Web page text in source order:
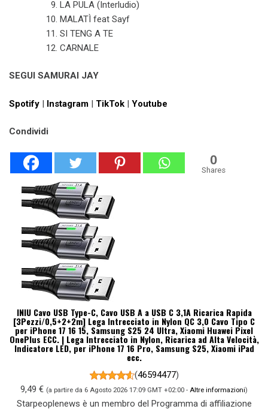
LA PULA (Interludio)
MALATÌ feat Sayf
SI TENG A TE
CARNALE
SEGUI SAMURAI JAY
Spotify | Instagram | TikTok | Youtube
Condividi
0
Shares
INIU Cavo USB Type-C, Cavo USB A a USB C 3,1A Ricarica Rapida
[3Pezzi/0,5+2+2m] Lega Intrecciato in Nylon QC 3,0 Cavo Tipo C
per iPhone 17 16 15, Samsung S25 24 Ultra, Xiaomi Huawei Pixel
OnePlus ECC. | Lega Intrecciato in Nylon, Ricarica ad Alta Velocità,
Indicatore LED, per iPhone 17 16 Pro, Samsung S25, Xiaomi iPad
ecc.
(46594477)
9,49 € (a partire da 6 Agosto 2026 17:09 GMT +02:00 - Altre informazioni)
Starpeoplenews è un membro del Programma di affiliazione